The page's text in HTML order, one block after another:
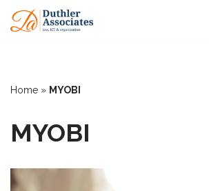
inhoud
Home » MYOBI
MYOBI